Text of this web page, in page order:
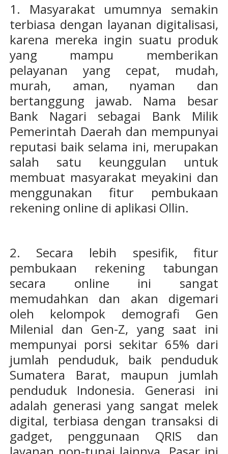
1. Masyarakat umumnya semakin
terbiasa dengan layanan digitalisasi,
karena mereka ingin suatu produk
yang mampu memberikan
pelayanan yang cepat, mudah,
murah, aman, nyaman dan
bertanggung jawab. Nama besar
Bank Nagari sebagai Bank Milik
Pemerintah Daerah dan mempunyai
reputasi baik selama ini, merupakan
salah satu keunggulan untuk
membuat masyarakat meyakini dan
menggunakan fitur pembukaan
rekening online di aplikasi Ollin.
2. Secara lebih spesifik, fitur
pembukaan rekening tabungan
secara online ini sangat
memudahkan dan akan digemari
oleh kelompok demografi Gen
Milenial dan Gen-Z, yang saat ini
mempunyai porsi sekitar 65% dari
jumlah penduduk, baik penduduk
Sumatera Barat, maupun jumlah
penduduk Indonesia. Generasi ini
adalah generasi yang sangat melek
digital, terbiasa dengan transaksi di
gadget, penggunaan QRIS dan